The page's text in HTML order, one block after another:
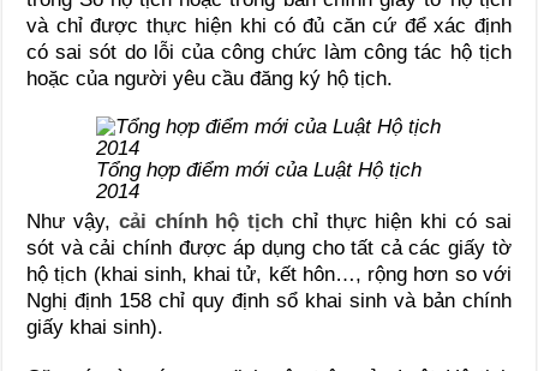
và chỉ được thực hiện khi có đủ căn cứ để xác định
có sai sót do lỗi của công chức làm công tác hộ tịch
hoặc của người yêu cầu đăng ký hộ tịch.
Tổng hợp điểm mới của Luật Hộ tịch
2014
Như vậy, cải chính hộ tịch chỉ thực hiện khi có sai
sót và cải chính được áp dụng cho tất cả các giấy tờ
hộ tịch (khai sinh, khai tử, kết hôn…, rộng hơn so với
Nghị định 158 chỉ quy định sổ khai sinh và bản chính
giấy khai sinh).